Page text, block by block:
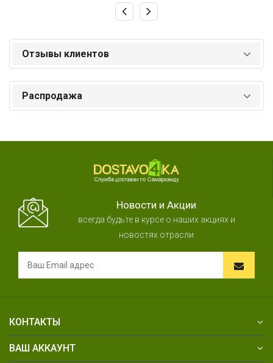
Отзывы клиентов
Распродажа
Новости и Акции
всегда будьте в курсе о наших акциях и
новостях отрасли
КОНТАКТЫ
ВАШ АККАУНТ